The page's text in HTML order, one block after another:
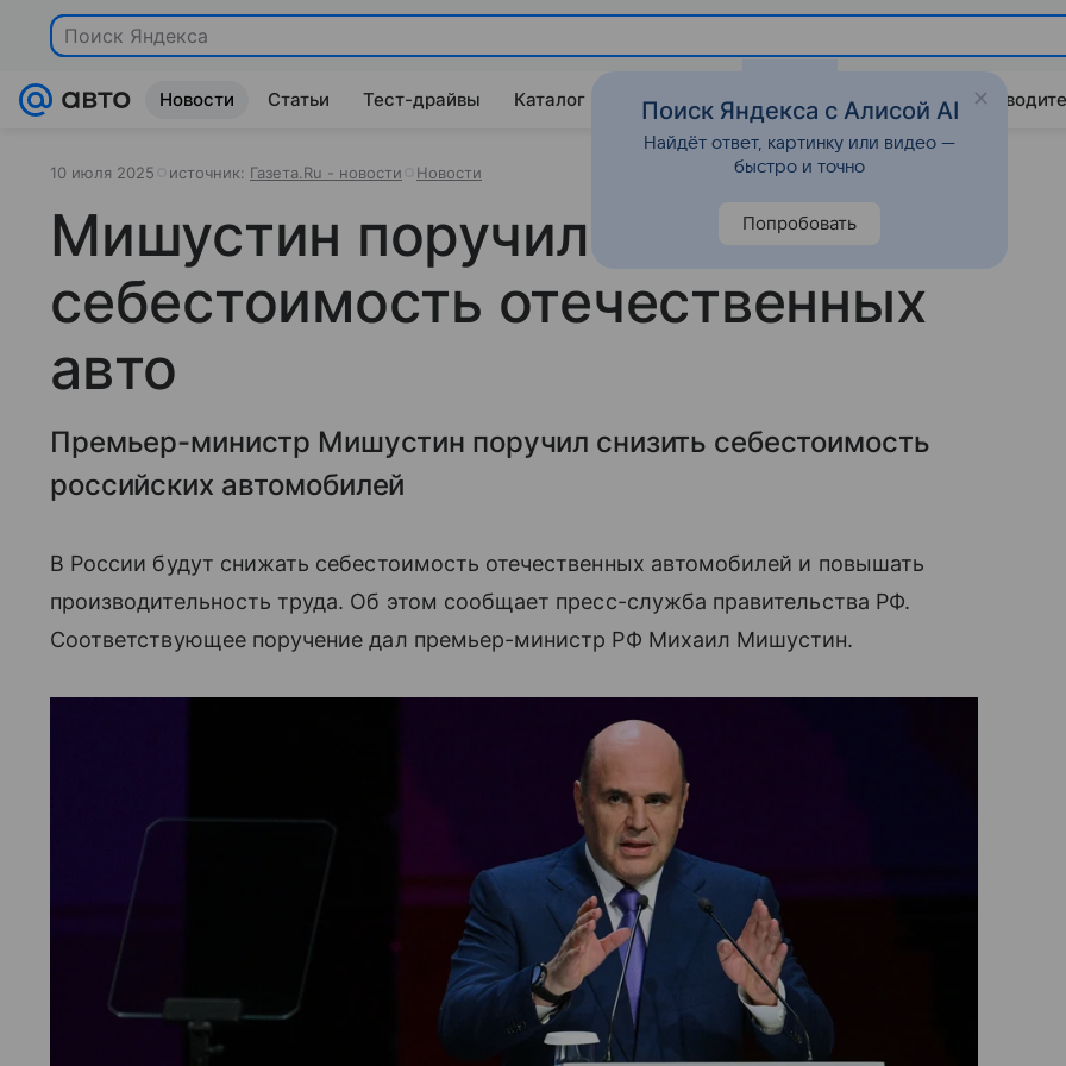
Поиск Яндекса
Новости Статьи Тест-драйвы Каталог Китайские авто Штрафы и ПДД
10 июля 2025 источник: Газета.Ru - новости Новости
Мишустин поручил снизить
себестоимость отечественных
авто
Премьер-министр Мишустин поручил снизить себестоимость
российских автомобилей
В России будут снижать себестоимость отечественных автомобилей и повышать
производительность труда. Об этом сообщает пресс-служба правительства РФ.
Соответствующее поручение дал премьер-министр РФ Михаил Мишустин.
Поиск Яндекса с Алисой AI
Найдёт ответ, картинку или видео —
быстро и точно
Попробовать